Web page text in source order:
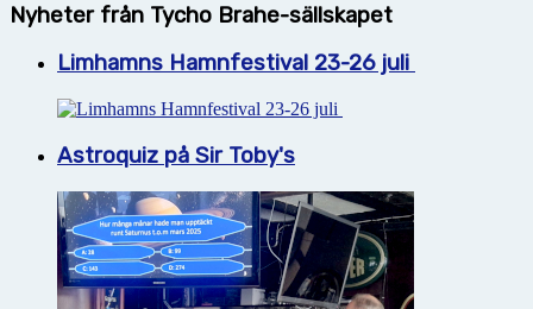
Nyheter från Tycho Brahe-sällskapet
Limhamns Hamnfestival 23-26 juli
Astroquiz på Sir Toby's